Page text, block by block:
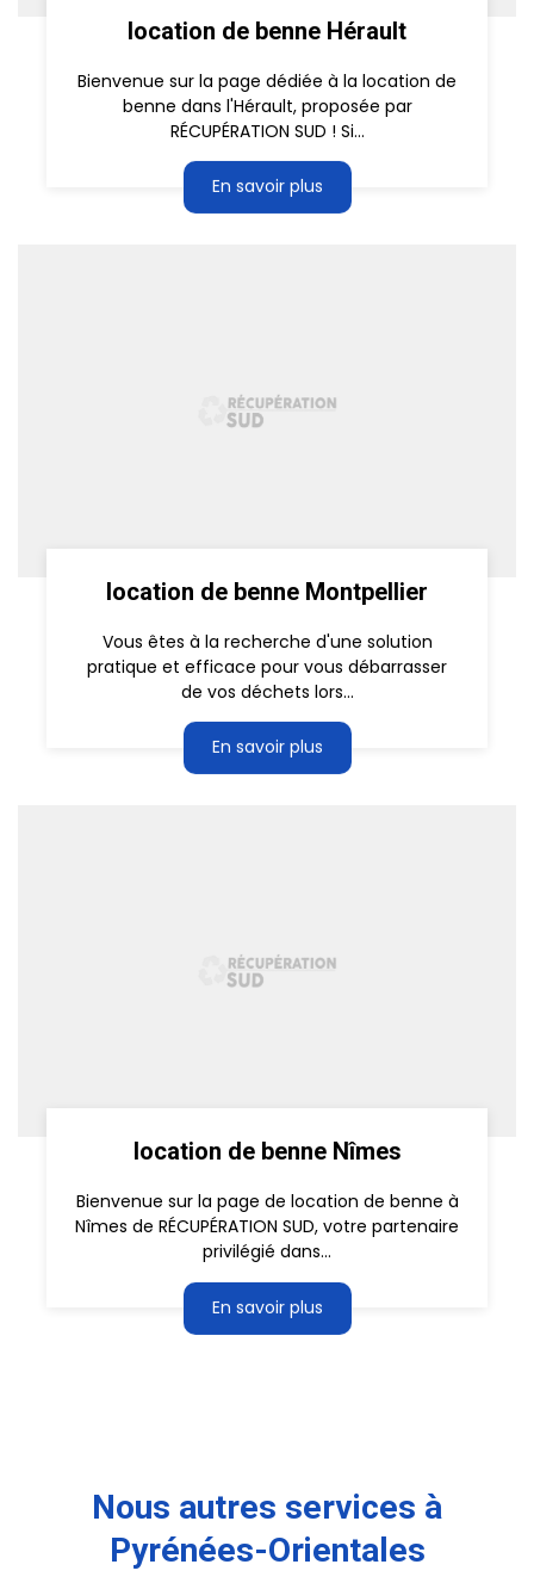
location de benne Hérault
Bienvenue sur la page dédiée à la location de
benne dans l'Hérault, proposée par
RÉCUPÉRATION SUD ! Si...
En savoir plus
location de benne Montpellier
Vous êtes à la recherche d'une solution
pratique et efficace pour vous débarrasser
de vos déchets lors...
En savoir plus
location de benne Nîmes
Bienvenue sur la page de location de benne à
Nîmes de RÉCUPÉRATION SUD, votre partenaire
privilégié dans...
En savoir plus
Nous autres services à
Pyrénées-Orientales